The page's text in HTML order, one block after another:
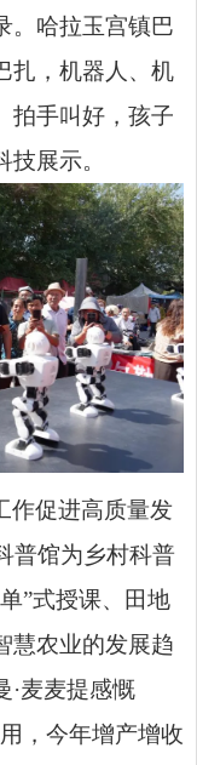
。哈拉玉宫镇巴
扎，机器人、机
拍手叫好，孩子
展示。
作促进高质量发
普馆为乡村科普
”式授课、田地
慧农业的发展趋
·麦麦提感慨
，今年增产增收